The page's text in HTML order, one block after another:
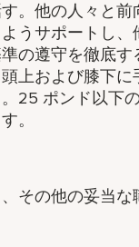
。他の人々と
うサポートし
の遵守を徹底す
上および膝下
25 ポンド以下
。
その他の妥当な